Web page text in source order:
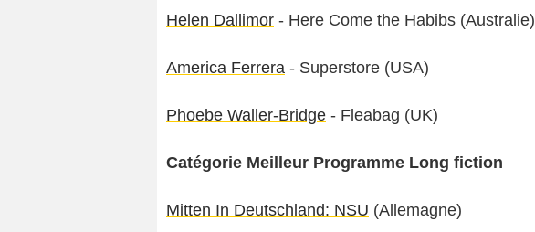
Helen Dallimor - Here Come the Habibs (Australie)
America Ferrera - Superstore (USA)
Phoebe Waller-Bridge - Fleabag (UK)
Catégorie Meilleur Programme Long fiction
Mitten In Deutschland: NSU (Allemagne)